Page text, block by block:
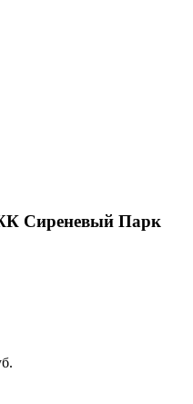
Сиреневый Парк